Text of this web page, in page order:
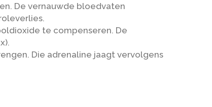
De vernauwde bloedvaten
te compenseren. De
Die adrenaline jaagt vervolgens